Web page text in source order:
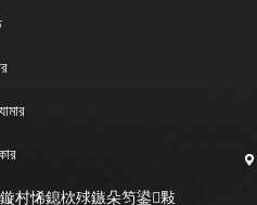
村悕鎴栨殏鏃朵笉鍙敤